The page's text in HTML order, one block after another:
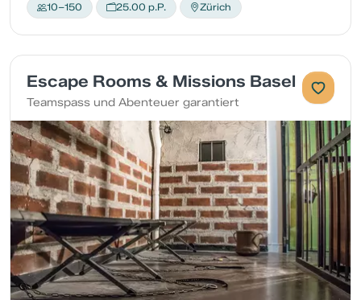
10–150 25.00 p.P. Zürich
Escape Rooms & Missions Basel
Teamspass und Abenteuer garantiert